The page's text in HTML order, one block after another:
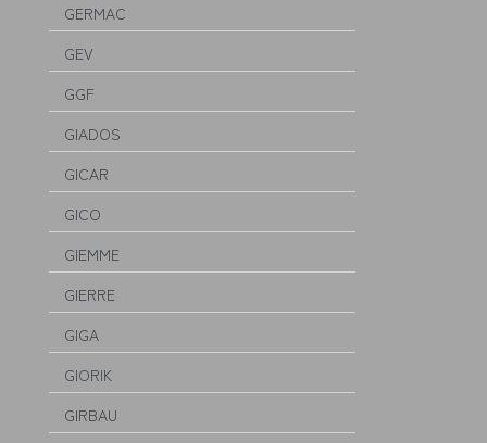
GERMAC
GEV
GGF
GIADOS
GICAR
GICO
GIEMME
GIERRE
GIGA
GIORIK
GIRBAU